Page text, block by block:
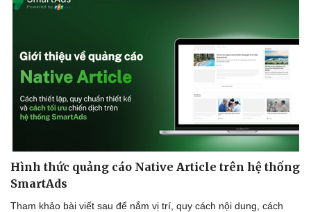
Hình thức quảng cáo Native Article trên hệ thống
SmartAds
Tham khảo bài viết sau để nắm vị trí, quy cách nội dung, cách